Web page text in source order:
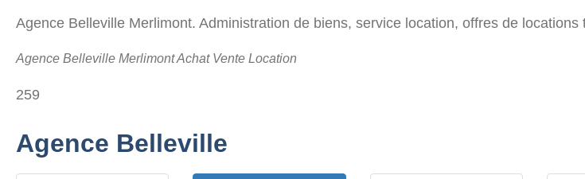
Agence Belleville Merlimont. Administration de biens, service location, offres de
Agence Belleville Merlimont Achat Vente Location
259
Agence Belleville